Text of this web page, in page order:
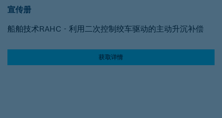
宣传册
船舶技术RAHC - 利用二次控制绞车驱动的主动升沉补偿
获取详情